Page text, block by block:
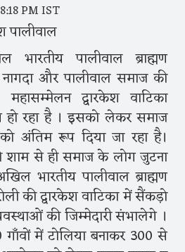
PM IST
पालीवाल ब्राह्मण
नागदा और पालीवाल समाज की
द्वारकेश वाटिका
रहा है । इसको लेकर समाज
अंतिम रूप दिया जा रहा है।
शाम से ही समाज के लोग जुटना
भारतीय पालीवाल ब्राह्मण
की द्वारकेश वाटिका में सैंकड़ो
की जिम्मेदारी संभालेगे ।
में टोलिया बनाकर 300 से